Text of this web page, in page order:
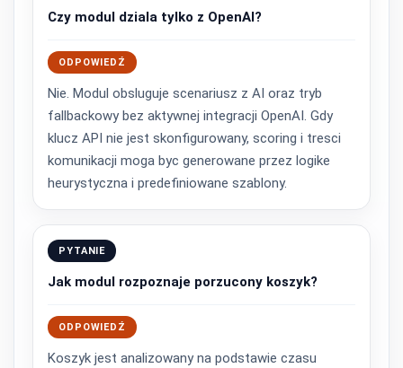
Czy modul dziala tylko z OpenAI?
ODPOWIEDŹ
Nie. Modul obsluguje scenariusz z AI oraz tryb
fallbackowy bez aktywnej integracji OpenAI. Gdy
klucz API nie jest skonfigurowany, scoring i tresci
komunikacji moga byc generowane przez logike
heurystyczna i predefiniowane szablony.
PYTANIE
Jak modul rozpoznaje porzucony koszyk?
ODPOWIEDŹ
Koszyk jest analizowany na podstawie czasu